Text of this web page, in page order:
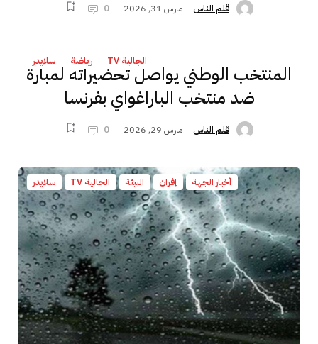
قلم الناس مارس 31, 2026 0
الجالية TV رياضة سلايدر
المنتخب الوطني يواصل تحضيراته لمبارة
ضد منتخب الباراغواي بفرنسا
قلم الناس مارس 29, 2026 0
أخبار الجهة إفران البيئة الجالية TV سلايدر